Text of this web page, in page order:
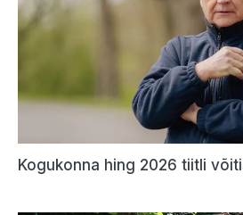
Kogukonna hing 2026 tiitli